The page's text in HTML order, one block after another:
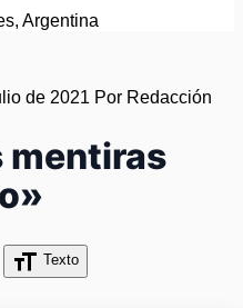
Argentina
de 2021 Por Redacción
mentiras
format_size Texto